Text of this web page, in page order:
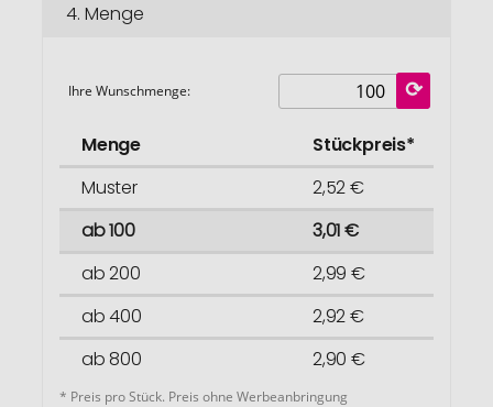
4. Menge
Ihre Wunschmenge:
Menge
Stückpreis*
Muster
2,52 €
ab 100
3,01 €
ab 200
2,99 €
ab 400
2,92 €
ab 800
2,90 €
* Preis pro Stück. Preis ohne Werbeanbringung